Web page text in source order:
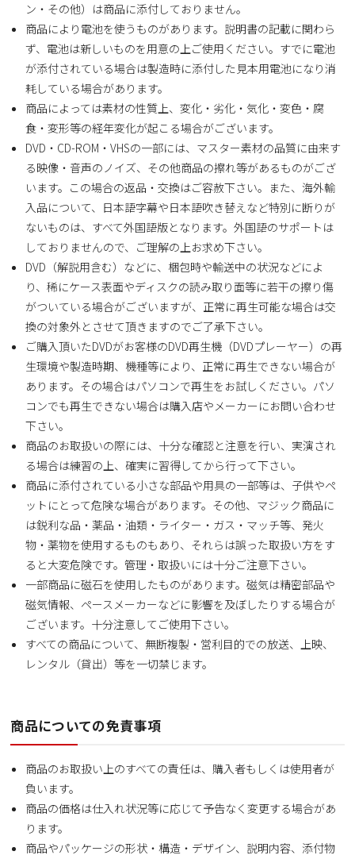
ン・その他）は商品に添付しておりません。
商品により電池を使うものがあります。説明書の記載に関わら
ず、電池は新しいものを用意の上ご使用ください。すでに電池
が添付されている場合は製造時に添付した見本用電池になり消
耗している場合があります。
商品によっては素材の性質上、変化・劣化・気化・変色・腐
食・変形等の経年変化が起こる場合がございます。
DVD・CD-ROM・VHSの一部には、マスター素材の品質に由来す
る映像・音声のノイズ、その他商品の擦れ等があるものがござ
います。この場合の返品・交換はご容赦下さい。また、海外輸
入品について、日本語字幕や日本語吹き替えなど特別に断りが
ないものは、すべて外国語版となります。外国語のサポートは
しておりませんので、ご理解の上お求め下さい。
DVD（解説用含む）などに、梱包時や輸送中の状況などによ
り、稀にケース表面やディスクの読み取り面等に若干の擦り傷
がついている場合がございますが、正常に再生可能な場合は交
換の対象外とさせて頂きますのでご了承下さい。
ご購入頂いたDVDがお客様のDVD再生機（DVDプレーヤー）の再
生環境や製造時期、機種等により、正常に再生できない場合が
あります。その場合はパソコンで再生をお試しください。パソ
コンでも再生できない場合は購入店やメーカーにお問い合わせ
下さい。
商品のお取扱いの際には、十分な確認と注意を行い、実演され
る場合は練習の上、確実に習得してから行って下さい。
商品に添付されている小さな部品や用具の一部等は、子供やペ
ットにとって危険な場合があります。その他、マジック商品に
は鋭利な品・薬品・油類・ライター・ガス・マッチ等、発火
物・薬物を使用するものもあり、それらは誤った取扱い方をす
ると大変危険です。管理・取扱いには十分ご注意下さい。
一部商品に磁石を使用したものがあります。磁気は精密部品や
磁気情報、ペースメーカーなどに影響を及ぼしたりする場合が
ございます。十分注意してご使用下さい。
すべての商品について、無断複製・営利目的での放送、上映、
レンタル（貸出）等を一切禁じます。
商品についての免責事項
商品のお取扱い上のすべての責任は、購入者もしくは使用者が
負います。
商品の価格は仕入れ状況等に応じて予告なく変更する場合があ
ります。
商品やパッケージの形状・構造・デザイン、説明内容、添付物